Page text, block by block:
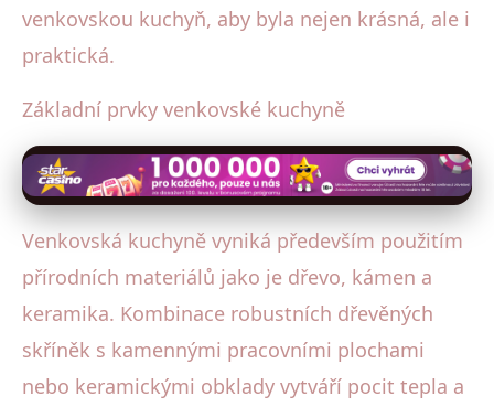
venkovskou kuchyň, aby byla nejen krásná, ale i
praktická.
Základní prvky venkovské kuchyně
Venkovská kuchyně vyniká především použitím
přírodních materiálů jako je dřevo, kámen a
keramika. Kombinace robustních dřevěných
skříněk s kamennými pracovními plochami
nebo keramickými obklady vytváří pocit tepla a